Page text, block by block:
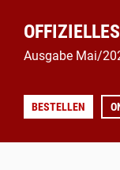
Ausgabe Mai/
BESTELLEN